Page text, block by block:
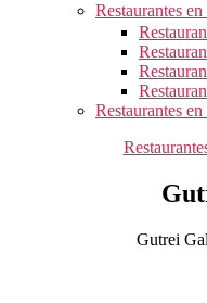
Restaurantes
Restaurantes
Gutrei